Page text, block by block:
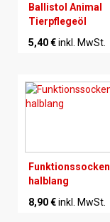
Ballistol Animal
Tierpflegeöl
5,40 €inkl. MwSt.
Funktionssocken
halblang
8,90 €inkl. MwSt.